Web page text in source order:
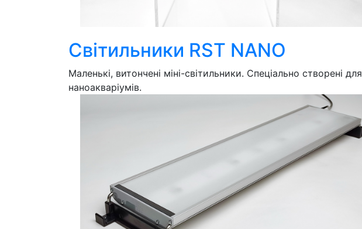
Світильники RST NANO
Маленькі, витончені міні-світильники. Спеціально створені для
наноакваріумів.